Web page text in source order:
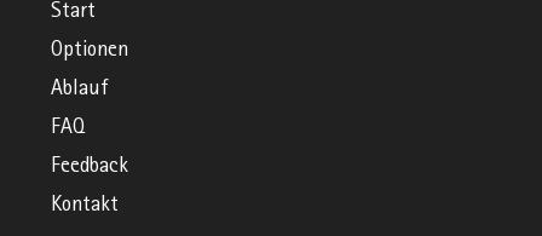
Start
Optionen
Ablauf
FAQ
Feedback
Kontakt